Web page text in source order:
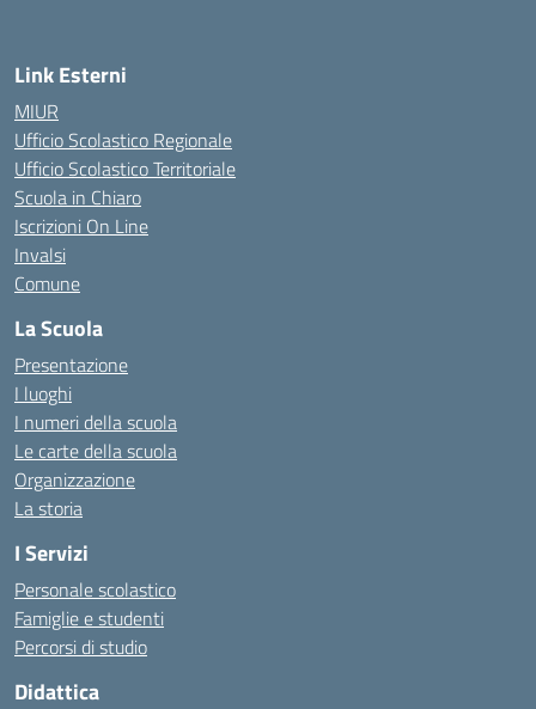
Link Esterni
MIUR
Ufficio Scolastico Regionale
Ufficio Scolastico Territoriale
Scuola in Chiaro
Iscrizioni On Line
Invalsi
Comune
La Scuola
Presentazione
I luoghi
I numeri della scuola
Le carte della scuola
Organizzazione
La storia
I Servizi
Personale scolastico
Famiglie e studenti
Percorsi di studio
Didattica